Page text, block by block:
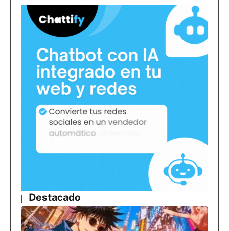
Destacado